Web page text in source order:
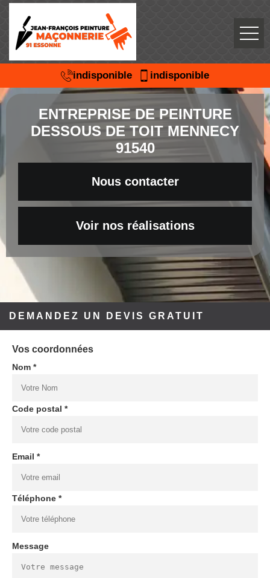
indisponible indisponible
ENTREPRISE DE PEINTURE
DESSOUS DE TOIT MENNECY
91540
Nous contacter
Voir nos réalisations
DEMANDEZ UN DEVIS GRATUIT
Vos coordonnées
Nom *
Code postal *
Email *
Téléphone *
Message